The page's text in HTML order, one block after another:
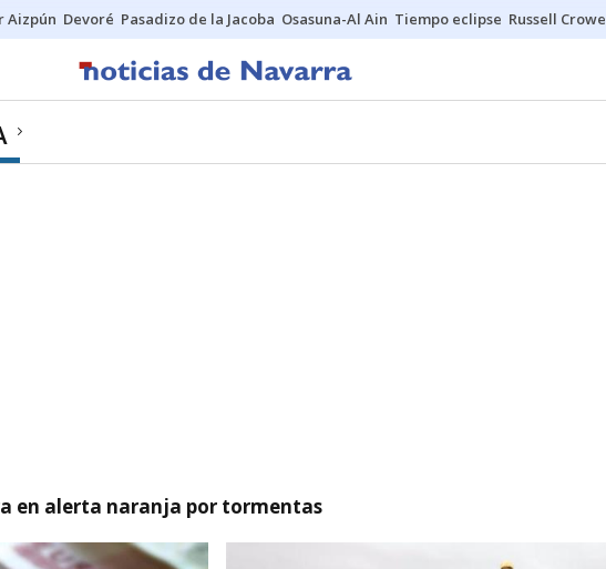
Aizpún Devoré Pasadizo de la Jacoba Osasuna-Al Ain Tiempo eclipse Russell Crowe
en alerta naranja por tormentas